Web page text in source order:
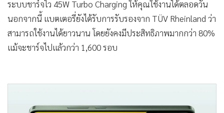
• News1
• Gotomanager
ระบบชาร์จไว 45W Turbo Charging ให้คุณใช้งานได้ตลอดวัน
นอกจากนี้ แบตเตอรี่ยังได้รับการรับรองจาก TÜV Rheinland ว่า
สามารถใช้งานได้ยาวนาน โดยยังคงมีประสิทธิภาพมากกว่า 80%
แม้จะชาร์จไปแล้วกว่า 1,600 รอบ